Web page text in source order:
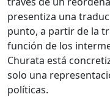
presentiza una
punto, a partir de la
función de los
Churata está
solo una
políticas.